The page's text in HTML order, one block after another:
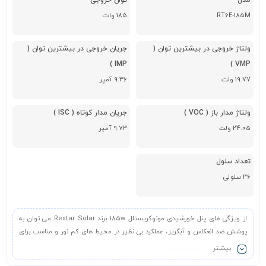
RT6E-185M
185 وات
ولتاژ خروجی در بیشترین توان (
VMP )
19.77 ولت
جریان خروجی در بیشترین توان (
IMP )
9.36 آمپر
ولتاژ مدار باز ( VOC )
24.05 ولت
جریان مدار کوتاه ( ISC )
9.73 آمپر
تعداد سلول
36 سلولی
از ویژگی های پنل خورشیدی مونوکریستال 185w برند Restar Solar می توان به
پوشش ضد انعکاس و آبگریز، عملکرد بی نظیر در محیط های کم نور و مناسب برای
محیط های خشن، مانند سواحل، بیابان ها و دریاچه ها اشاره کرد.
بیشـتر